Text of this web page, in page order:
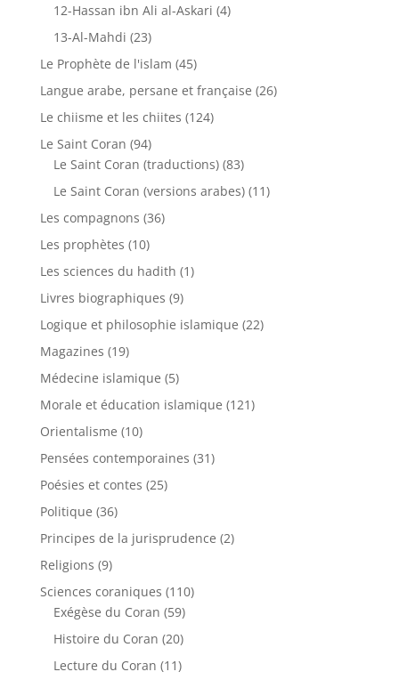
12-Hassan ibn Ali al-Askari (4)
13-Al-Mahdi (23)
Le Prophète de l'islam (45)
Langue arabe, persane et française (26)
Le chiisme et les chiites (124)
Le Saint Coran (94)
Le Saint Coran (traductions) (83)
Le Saint Coran (versions arabes) (11)
Les compagnons (36)
Les prophètes (10)
Les sciences du hadith (1)
Livres biographiques (9)
Logique et philosophie islamique (22)
Magazines (19)
Médecine islamique (5)
Morale et éducation islamique (121)
Orientalisme (10)
Pensées contemporaines (31)
Poésies et contes (25)
Politique (36)
Principes de la jurisprudence (2)
Religions (9)
Sciences coraniques (110)
Exégèse du Coran (59)
Histoire du Coran (20)
Lecture du Coran (11)